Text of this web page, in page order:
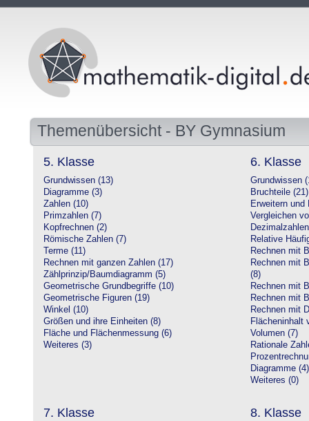
Themenübersicht - BY Gymnasium
5. Klasse
Grundwissen (13)
Diagramme (3)
Zahlen (10)
Primzahlen (7)
Kopfrechnen (2)
Römische Zahlen (7)
Terme (11)
Rechnen mit ganzen Zahlen (17)
Zählprinzip/Baumdiagramm (5)
Geometrische Grundbegriffe (10)
Geometrische Figuren (19)
Winkel (10)
Größen und ihre Einheiten (8)
Fläche und Flächenmessung (6)
Weiteres (3)
6. Klasse
Grundwissen
Bruchteile (21)
Erweitern und
Vergleichen
Relative
Rechnen mit
Rechnen mit
(8)
Rechnen mit
Rechnen mit
Rechnen mit
Flächeninhalt
Volumen (7)
Rationale
Diagramme (4)
Weiteres (0)
7. Klasse 8. Klasse